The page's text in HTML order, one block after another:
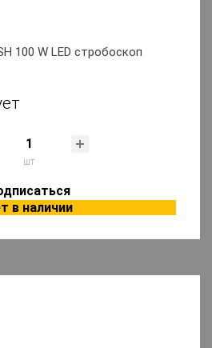
100 W LED стробоскоп
шт
в наличии